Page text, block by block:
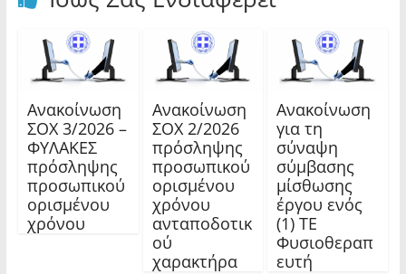
Ανακοίνωση
ΣΟΧ 3/2026 –
ΦΥΛΑΚΕΣ
πρόσληψης
προσωπικού
ορισμένου
χρόνου
Ανακοίνωση
ΣΟΧ 2/2026
πρόσληψης
προσωπικού
ορισμένου
χρόνου
ανταποδοτικ
ού
χαρακτήρα
Ανακοίνωση
για τη
σύναψη
σύμβασης
μίσθωσης
έργου ενός
(1) ΤΕ
Φυσιοθεραπ
ευτή